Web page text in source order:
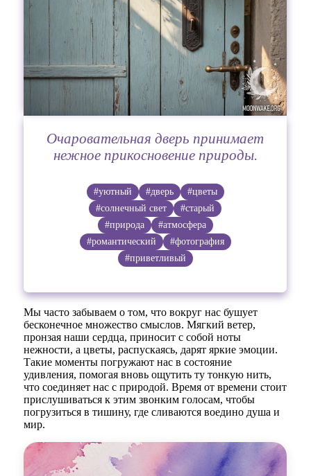
Очаровательная дверь принимает
нежное прикосновение природы.
#уютный #дверь
#цветы
#солнечный свет
#старый
#природа
#атмосфера
#романтический
#фотография
#приветливый
Мы часто забываем о том, что вокруг нас бушует
бесконечное множество смыслов. Мягкий ветер,
пронзая наши сердца, приносит с собой ноты
нежности, а цветы, распускаясь, дарят яркие эмоции.
Такие моменты погружают нас в состояние
удивления, помогая вновь ощутить ту тонкую нить,
что соединяет нас с природой. Время от времени стоит
прислушиваться к этим звонким голосам, чтобы
погрузиться в тишину, где сливаются воедино душа и
мир.